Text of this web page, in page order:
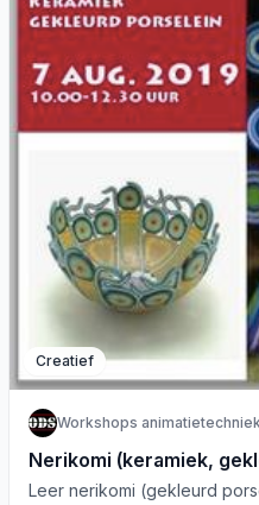
Creatief
Workshops
Nerikomi (keramiek,
Leer nerikomi (gekleurd